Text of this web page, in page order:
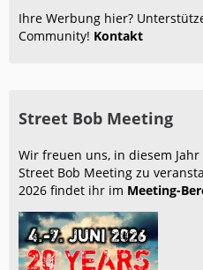
Ihre Werbung hier?
Community! Kontakt
Street Bob Meeting
Wir freuen uns, in diesem
Street Bob Meeting zu
2026 findet ihr im Meeting-